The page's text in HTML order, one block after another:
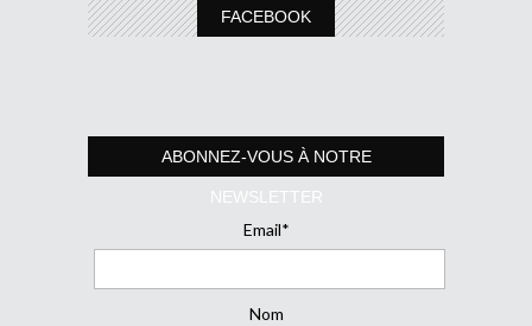
FACEBOOK
ABONNEZ-VOUS À NOTRE
NEWSLETTER
Email*
Nom